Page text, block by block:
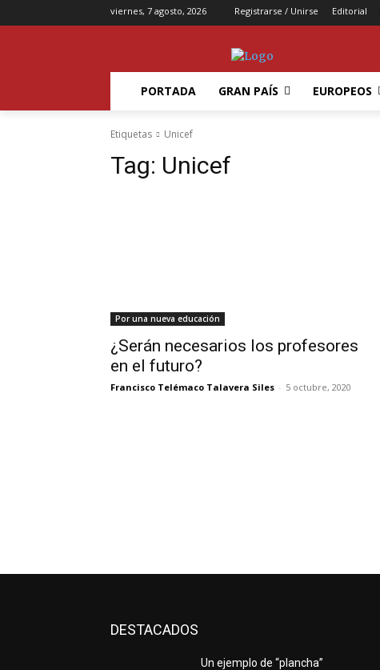
viernes, 7 agosto, 2026 Registrarse / Unirse Editorial
PORTADA GRAN PAÍS EUROPEOS
Etiquetas Unicef
Tag: Unicef
Por una nueva educación
¿Serán necesarios los profesores
en el futuro?
Francisco Telémaco Talavera Siles - 5 octubre, 2020
DESTACADOS
Un ejemplo de “plancha”